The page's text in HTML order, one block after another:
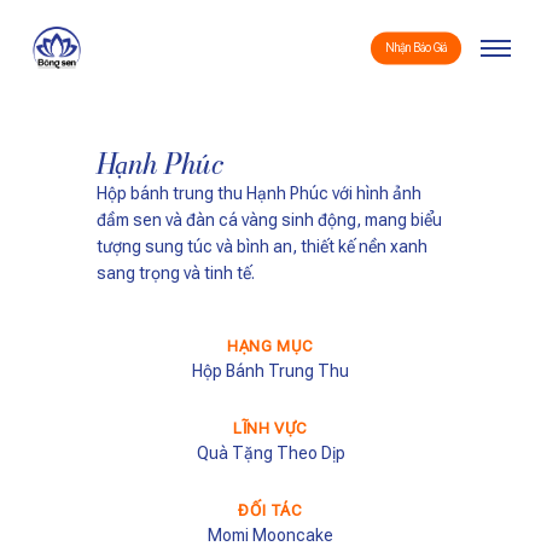
main
Nhận Báo Giá
Menu
Hạnh Phúc
Hộp bánh trung thu Hạnh Phúc với hình ảnh
đầm sen và đàn cá vàng sinh động, mang biểu
tượng sung túc và bình an, thiết kế nền xanh
sang trọng và tinh tế.
ĐỐI TÁC
Momi Mooncake
LĨNH VỰC
Quà Tặng Theo Dịp
HẠNG MỤC
Hộp Bánh Trung Thu